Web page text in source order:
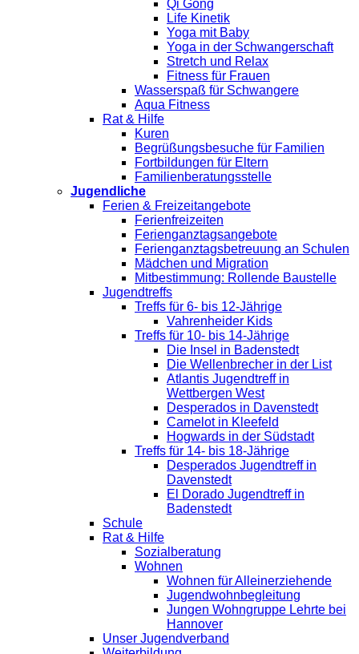
Qi Gong
Life Kinetik
Yoga mit Baby
Yoga in der Schwangerschaft
Stretch und Relax
Fitness für Frauen
Wasserspaß für Schwangere
Aqua Fitness
Rat & Hilfe
Kuren
Begrüßungsbesuche für Familien
Fortbildungen für Eltern
Familienberatungsstelle
Jugendliche
Ferien & Freizeitangebote
Ferienfreizeiten
Ferienganztagsangebote
Ferienganztagsbetreuung an Schulen
Mädchen und Migration
Mitbestimmung: Rollende Baustelle
Jugendtreffs
Treffs für 6- bis 12-Jährige
Vahrenheider Kids
Treffs für 10- bis 14-Jährige
Die Insel in Badenstedt
Die Wellenbrecher in der List
Atlantis Jugendtreff in
Wettbergen West
Desperados in Davenstedt
Camelot in Kleefeld
Hogwards in der Südstadt
Treffs für 14- bis 18-Jährige
Desperados Jugendtreff in
Davenstedt
El Dorado Jugendtreff in
Badenstedt
Schule
Rat & Hilfe
Sozialberatung
Wohnen
Wohnen für Alleinerziehende
Jugendwohnbegleitung
Jungen Wohngruppe Lehrte bei
Hannover
Unser Jugendverband